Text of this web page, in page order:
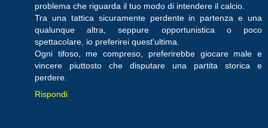
problema che riguarda il tuo modo di intendere il calcio.
Tra una tattica sicuramente perdente in partenza e una
qualunque altra, seppure opportunistica o poco
spettacolare, io preferirei quest'ultima.
Ogni tifoso, me compreso, preferirebbe giocare male e
vincere piuttosto che disputare una partita storica e
perdere.
Rispondi